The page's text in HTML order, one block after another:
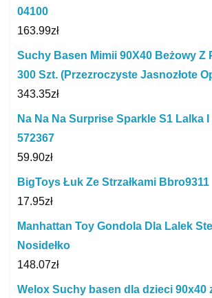
04100
163.99zł
Suchy Basen Mimii 90X40 Beżowy Z
300 Szt. (Przezroczyste Jasnozłote
343.35zł
Na Na Na Surprise Sparkle S1 Lalka I
572367
59.90zł
BigToys Łuk Ze Strzałkami Bbro9311
17.95zł
Manhattan Toy Gondola Dla Lalek
Nosidełko
148.07zł
Welox Suchy basen dla dzieci 90x40